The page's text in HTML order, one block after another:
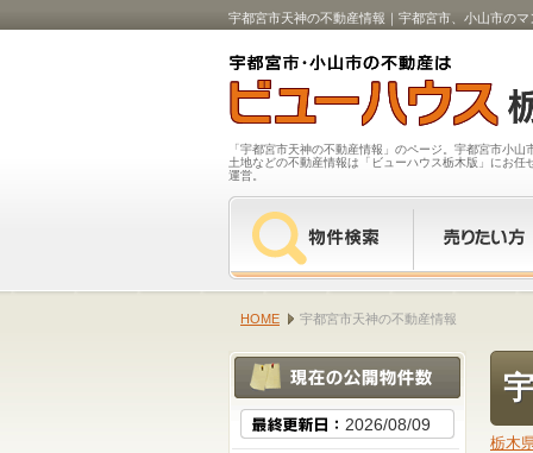
宇都宮市天神の不動産情報｜宇都宮市、小山市の
「宇都宮市天神の不動産情報」のページ。宇都宮市小
土地などの不動産情報は「ビューハウス栃木版」にお
運営。
HOME 宇都宮市天神の不動産情報
栃木
2026/08/09